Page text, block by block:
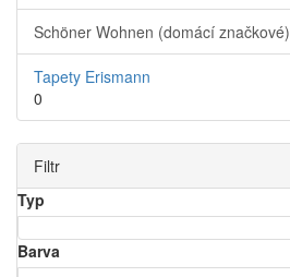
Schöner Wohnen (domácí značkové)
Tapety Erismann
0
Filtr
Typ
Barva